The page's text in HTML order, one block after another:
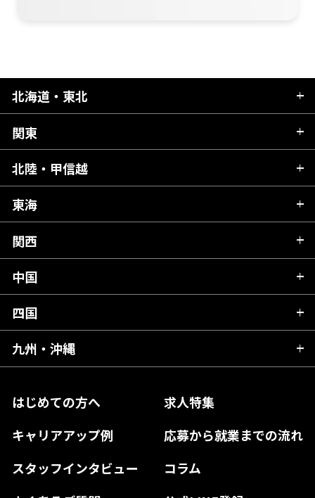
はじめての方へ
求人特集
キャリアアップ例
応募から就業までの流れ
スタッフインタビュー
コラム
北海道・東北
北海道
青森県
秋田県
岩手県
宮城県
福島県
関東
茨城県
栃木県
群馬県
千葉県
東京都
神奈川県
北陸・甲信越
新潟県
富山県
石川県
山梨県
長野県
東海
岐阜県
静岡県
愛知県
関西
滋賀県
京都府
大阪府
奈良県
和歌山県
中国
広島県
岡山県
島根県
山口県
四国
愛媛県
高知県
徳島県
九州・沖縄